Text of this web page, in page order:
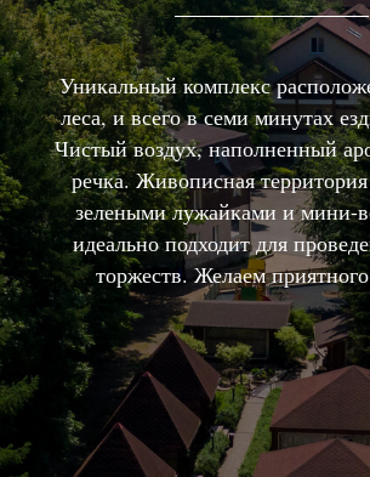
Уникальный комплекс
леса, и всего в семи минутах
Чистый воздух, наполненный
речка. Живописная
зелеными лужайками и мини-
идеально подходит для
торжеств. Желаем